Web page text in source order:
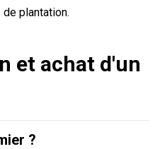
plantation.
et achat d'un
?